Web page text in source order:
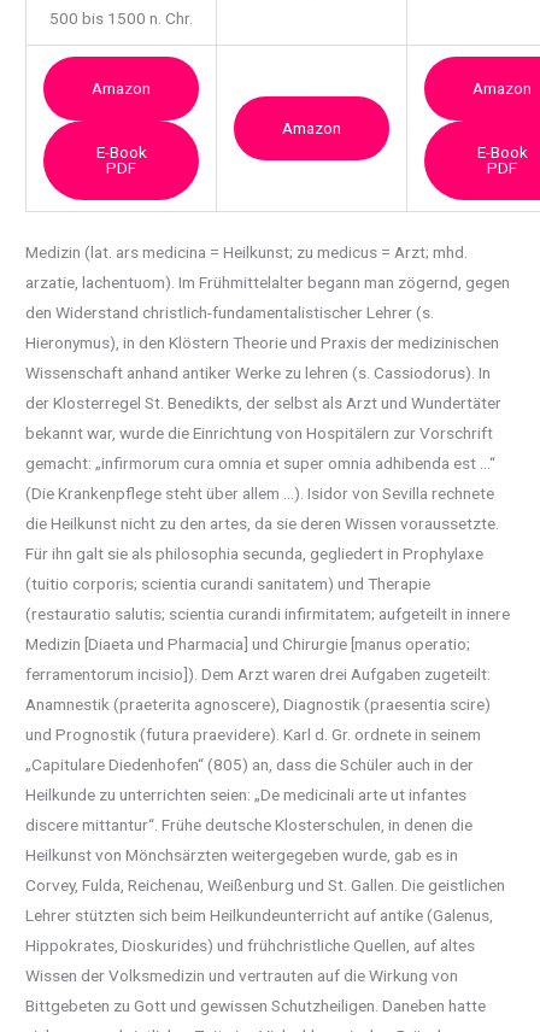
500 bis 1500 n. Chr.
Amazon
E-Book
PDF
Amazon
Amazon
E-Book
PDF
Medizin (lat. ars medicina = Heilkunst; zu medicus = Arzt; mhd.
arzatie, lachentuom). Im Frühmittelalterbegann man zögernd, gegen
den Widerstand christlich-fundamentalistischer Lehrer (s.
Hieronymus), in den Klöstern Theorie und Praxis der medizinischen
Wissenschaft anhand antiker Werke zu lehren (s. Cassiodorus). In
der Klosterregel St. Benedikts, der selbst als Arzt und Wundertäter
bekannt war, wurde die Einrichtung von Hospitälern zur Vorschrift
gemacht: „infirmorum cura omnia et super omnia adhibenda est …“
(Die Krankenpflege steht über allem …). Isidor von Sevilla rechnete
die Heilkunst nicht zu den artes, da sie deren Wissen voraussetzte.
Für ihn galt sie als philosophia secunda, gegliedert in Prophylaxe
(tuitio corporis; scientia curandi sanitatem) und Therapie
(restauratio salutis; scientia curandi infirmitatem; aufgeteilt in innere
Medizin [Diaeta und Pharmacia] und Chirurgie [manus operatio;
ferramentorum incisio]). Dem Arzt waren drei Aufgaben zugeteilt:
Anamnestik (praeterita agnoscere), Diagnostik (praesentia scire)
und Prognostik (futura praevidere). Karl d. Gr. ordnete in seinem
„Capitulare Diedenhofen“ (805) an, dass die Schüler auch in der
Heilkunde zu unterrichten seien: „De medicinali arte ut infantes
discere mittantur“. Frühe deutsche Klosterschulen, in denen die
Heilkunst von Mönchsärzten weitergegeben wurde, gab es in
Corvey, Fulda, Reichenau, Weißenburg und St. Gallen. Die geistlichen
Lehrer stützten sich beim Heilkundeunterricht auf antike (Galenus,
Hippokrates, Dioskurides) und frühchristliche Quellen, auf altes
Wissen der Volksmedizin und vertrauten auf die Wirkung von
Bittgebeten zu Gott und gewissen Schutzheiligen. Daneben hatte